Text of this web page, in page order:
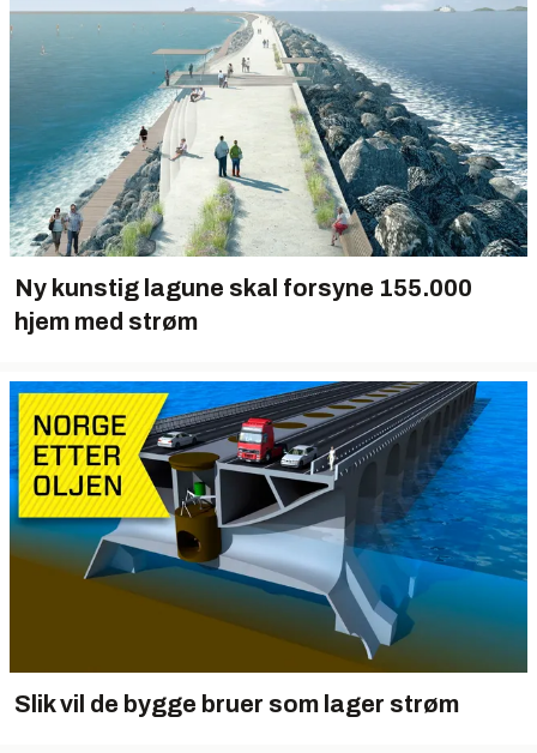
Ny kunstig lagune skal forsyne 155.000
hjem med strøm
Slik vil de bygge bruer som lager strøm